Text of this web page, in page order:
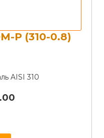
Р (310-0.8)
AISI 310